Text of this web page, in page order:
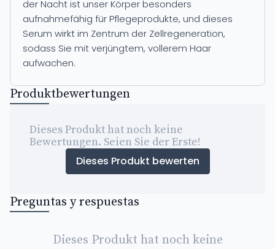
der Nacht ist unser Körper besonders
aufnahmefähig für Pflegeprodukte, und dieses
Serum wirkt im Zentrum der Zellregeneration,
sodass Sie mit verjüngtem, vollerem Haar
aufwachen.
Produktbewertungen
Dieses Produkt hat noch keine
Bewertungen. Seien Sie der Erste!
Dieses Produkt bewerten
Preguntas y respuestas
Dieses Produkt hat noch keine